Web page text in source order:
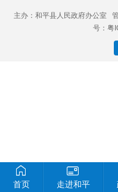
主办：和平县人民政府办公室
号：粤
首页 走进和平